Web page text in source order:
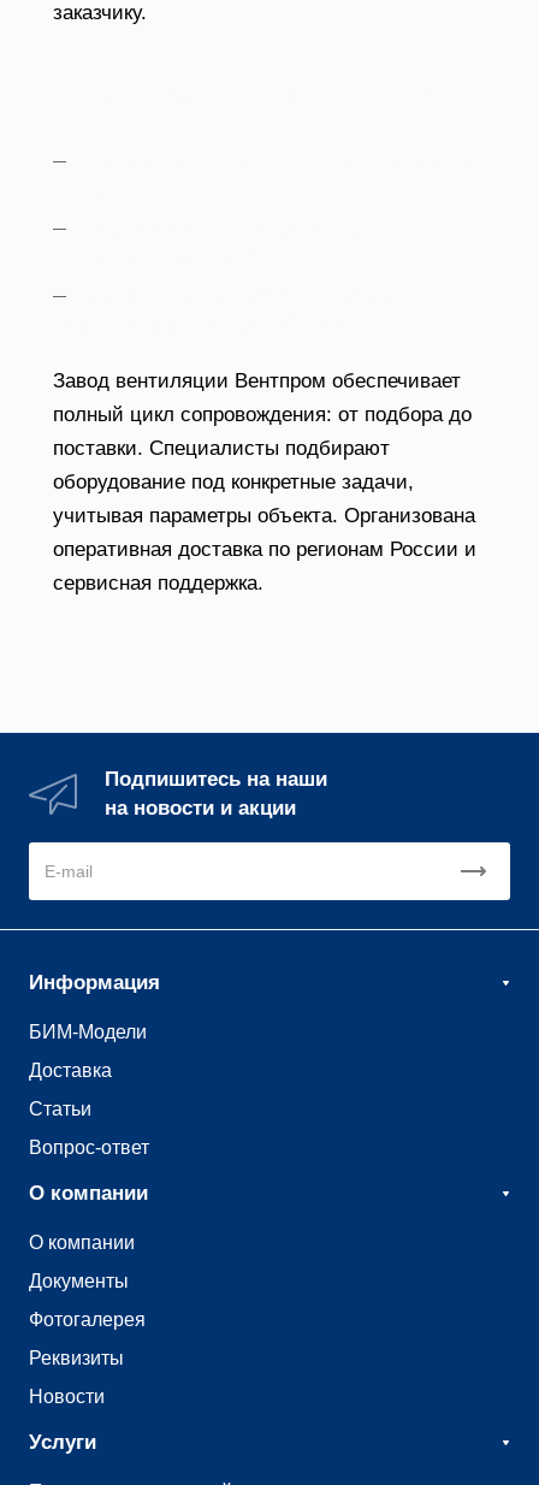
заказчику.
Завод вентиляции Вентпром обеспечивает
полный цикл сопровождения: от подбора до
поставки. Специалисты подбирают
оборудование под конкретные задачи,
учитывая параметры объекта. Организована
оперативная доставка по регионам России и
сервисная поддержка.
Подпишитесь на наши
на новости и акции
Информация
БИМ-Модели
Доставка
Статьи
Вопрос-ответ
О компании
О компании
Документы
Фотогалерея
Реквизиты
Новости
Услуги